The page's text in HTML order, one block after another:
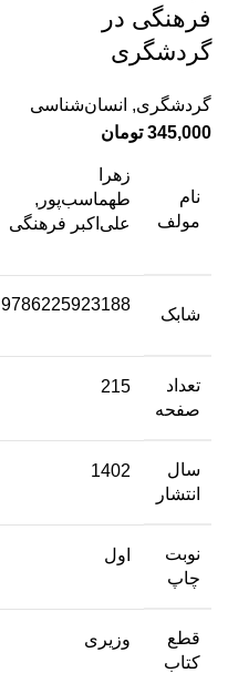
فرهنگی در
گردشگری
گردشگری, انسان‌شناسی
345,000 تومان
نام
مولف
زهرا
طهماسب‌پور,
علی‌اکبر فرهنگی
شابک
9786225923188
تعداد
صفحه
215
سال
انتشار
1402
نوبت
چاپ
اول
قطع
کتاب
وزیری